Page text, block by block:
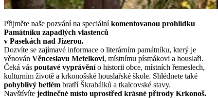
Přijměte naše pozvání na speciálníkomentovanou prohlídku
Památníku zapadlých vlastenců
v Pasekách nad Jizerou.
Dozvíte se zajímavé informace o literárním památníku, který je
věnován Věnceslavu Metelkovi, místnímu písmákovi a houslaři.
Čeká vás poutavé vyprávěnío historii obce, místních řemeslech,
kulturním životě a krkonošské houslařské škole. Shlédnete také
pohyblivý betlém bratří Škrabálků a tkalcovské stavy.
Navštívíte jedinečné místo uprostřed krásné přírody Krkonoš.